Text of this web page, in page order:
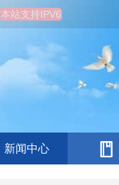
本站支持IPV6
新闻中心